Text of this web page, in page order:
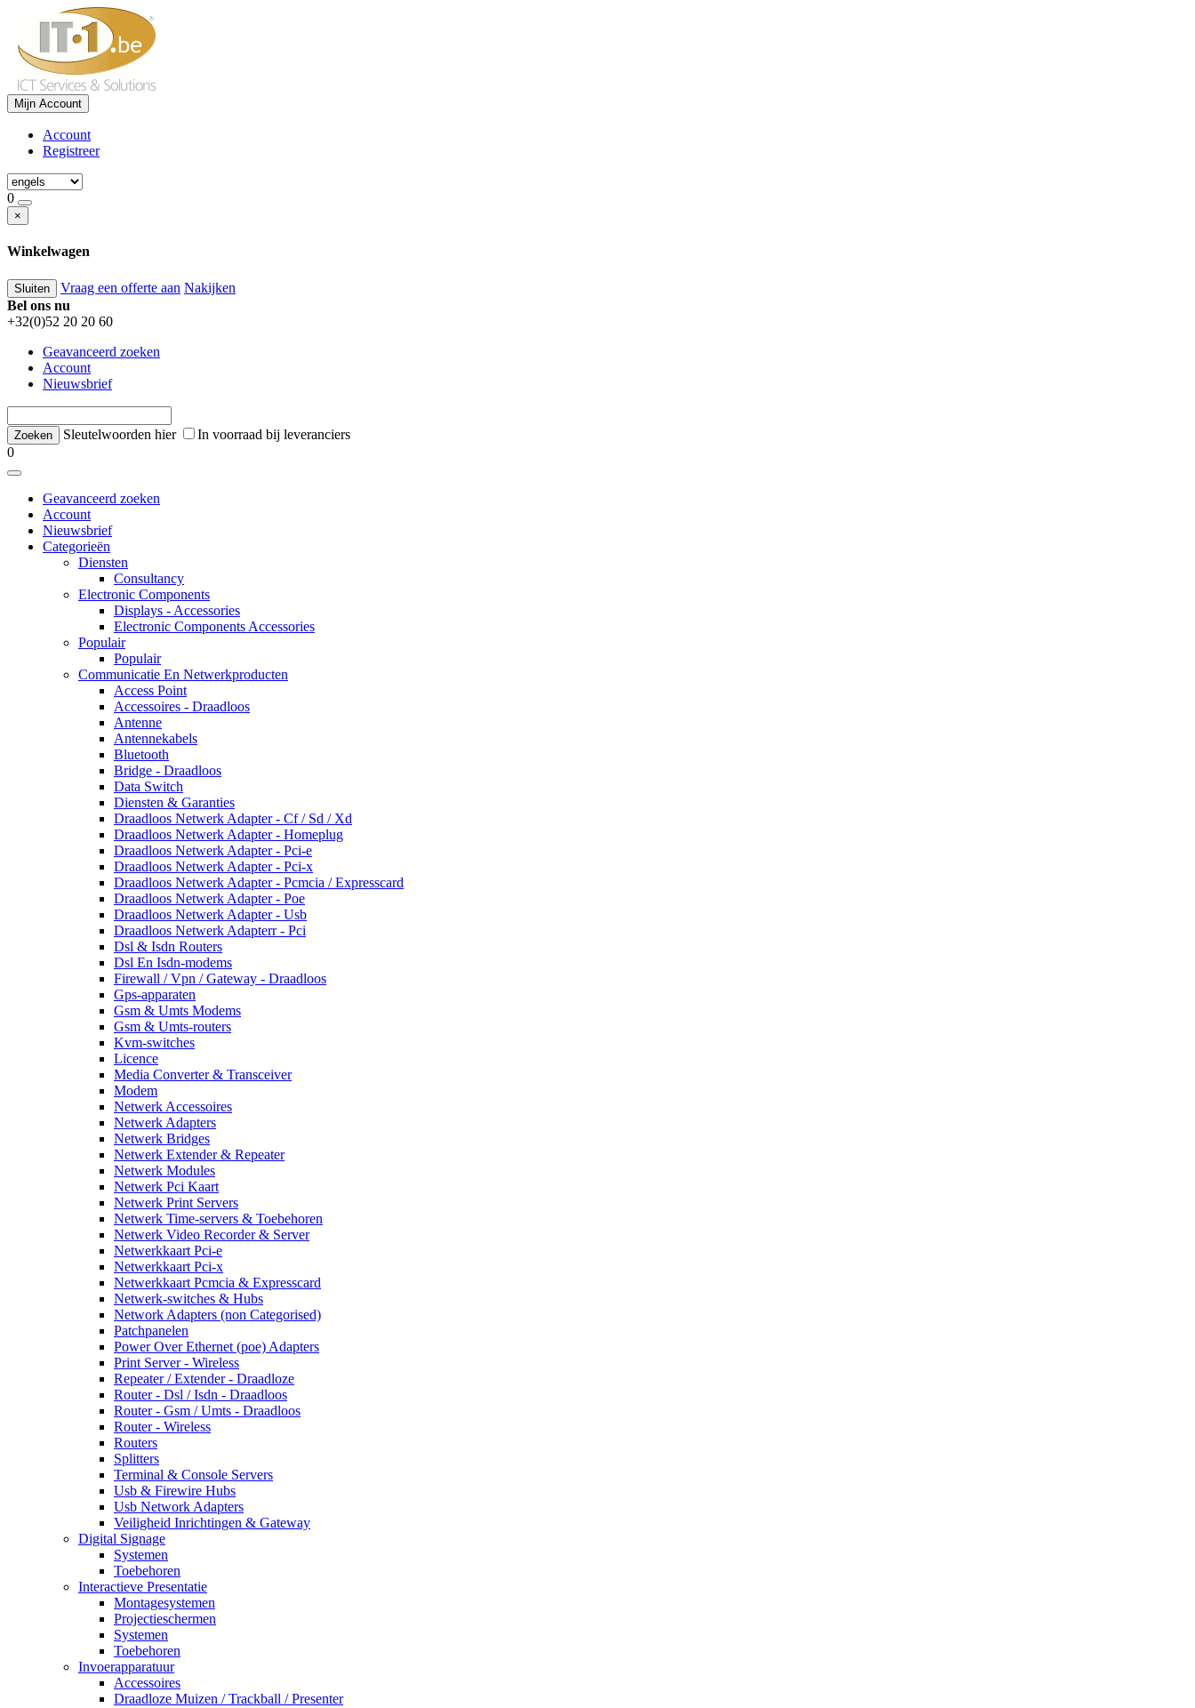
Mijn Account
Account
Registreer
0
×
Winkelwagen
Sluiten Vraag een offerte aan Nakijken
Bel ons nu
+32(0)52 20 20 60
Geavanceerd zoeken
Account
Nieuwsbrief
Sleutelwoorden hier
In voorraad bij leveranciers
0
Geavanceerd zoeken
Account
Nieuwsbrief
Categorieën
Diensten
Consultancy
Electronic Components
Displays - Accessories
Electronic Components Accessories
Populair
Populair
Communicatie En Netwerkproducten
Access Point
Accessoires - Draadloos
Antenne
Antennekabels
Bluetooth
Bridge - Draadloos
Data Switch
Diensten & Garanties
Draadloos Netwerk Adapter - Cf / Sd / Xd
Draadloos Netwerk Adapter - Homeplug
Draadloos Netwerk Adapter - Pci-e
Draadloos Netwerk Adapter - Pci-x
Draadloos Netwerk Adapter - Pcmcia / Expresscard
Draadloos Netwerk Adapter - Poe
Draadloos Netwerk Adapter - Usb
Draadloos Netwerk Adapterr - Pci
Dsl & Isdn Routers
Dsl En Isdn-modems
Firewall / Vpn / Gateway - Draadloos
Gps-apparaten
Gsm & Umts Modems
Gsm & Umts-routers
Kvm-switches
Licence
Media Converter & Transceiver
Modem
Netwerk Accessoires
Netwerk Adapters
Netwerk Bridges
Netwerk Extender & Repeater
Netwerk Modules
Netwerk Pci Kaart
Netwerk Print Servers
Netwerk Time-servers & Toebehoren
Netwerk Video Recorder & Server
Netwerkkaart Pci-e
Netwerkkaart Pci-x
Netwerkkaart Pcmcia & Expresscard
Netwerk-switches & Hubs
Network Adapters (non Categorised)
Patchpanelen
Power Over Ethernet (poe) Adapters
Print Server - Wireless
Repeater / Extender - Draadloze
Router - Dsl / Isdn - Draadloos
Router - Gsm / Umts - Draadloos
Router - Wireless
Routers
Splitters
Terminal & Console Servers
Usb & Firewire Hubs
Usb Network Adapters
Veiligheid Inrichtingen & Gateway
Digital Signage
Systemen
Toebehoren
Interactieve Presentatie
Montagesystemen
Projectieschermen
Systemen
Toebehoren
Invoerapparatuur
Accessoires
Draadloze Muizen / Trackball / Presenter